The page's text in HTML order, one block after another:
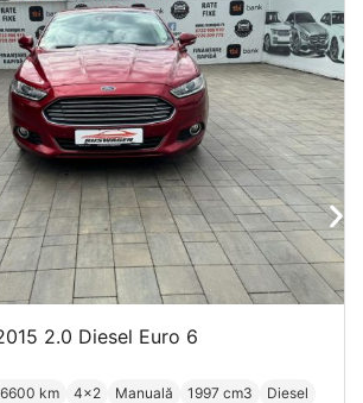
2.0 Diesel Euro 6
km 4x2 Manuală 1997 cm3
Diesel